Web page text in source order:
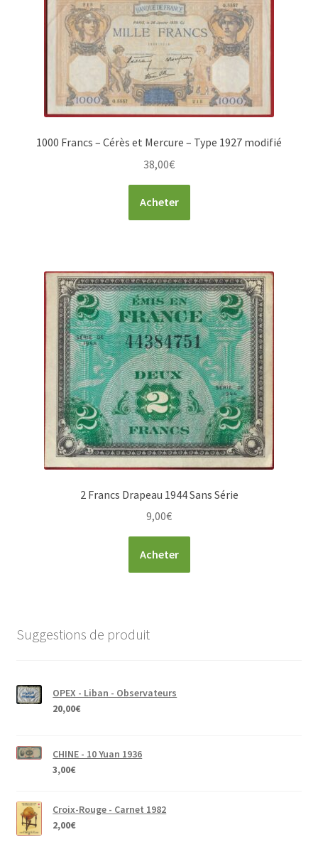
1000 Francs – Cérès et Mercure – Type 1927 modifié
38,00€
Acheter
2 Francs Drapeau 1944 Sans Série
9,00€
Acheter
Suggestions de produit
OPEX - Liban - Observateurs
20,00€
CHINE - 10 Yuan 1936
3,00€
Croix-Rouge - Carnet 1982
2,00€